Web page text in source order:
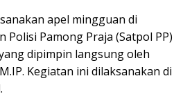
apel mingguan di
Pamong Praja (Satpol PP)
dipimpin langsung oleh
Kegiatan ini dilaksanakan di